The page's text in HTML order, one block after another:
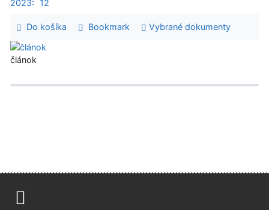
2023:
12
Do košíka Bookmark Vybrané dokumenty
článok